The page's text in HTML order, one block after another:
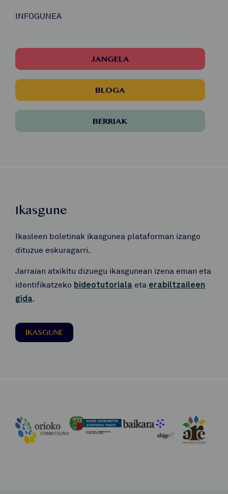
INFOGUNEA
JANGELA
BLOGA
BERRIAK
Ikasgune
Ikasleen boletinak ikasgunea plataforman izango
dituzue eskuragarri.
Jarraian atxikitu dizuegu ikasgunean izena eman eta
identifikatzeko bideotutoriala eta erabiltzaileen
gida.
IKASGUNE